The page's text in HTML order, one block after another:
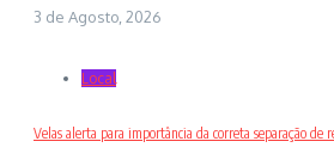
3 de Agosto, 2026
Local
Velas alerta para importância da correta separação de